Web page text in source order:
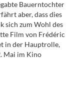
Bauerntochter
aber, dass dies
sich zum Wohl des
Film von Frédéric
in der Hauptrolle,
Mai im Kino